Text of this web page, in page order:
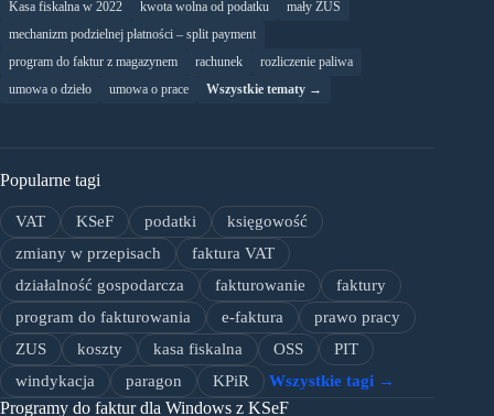
Kasa fiskalna w 2022
kwota wolna od podatku
mały ZUS
mechanizm podzielnej płatności – split payment
program do faktur z magazynem
rachunek
rozliczenie paliwa
umowa o dzieło
umowa o prace Wszystkie tematy →
Popularne tagi
VAT KSeF podatki
księgowość
zmiany w przepisach
faktura VAT
działalność gospodarcza
fakturowanie
faktury
program do fakturowania
e-faktura
prawo pracy
ZUS
koszty kasa fiskalna OSS
PIT
windykacja
paragon KPiR Wszystkie tagi →
Programy do faktur dla Windows z KSeF